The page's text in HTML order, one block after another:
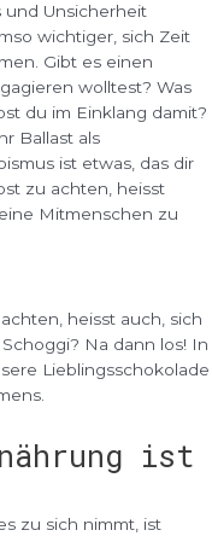
und Unsicherheit
wichtiger, sich Zeit
Gibt es einen
wolltest? Was
du im Einklang damit?
Ballast als
ist etwas, das dir
zu achten, heisst
Mitmenschen zu
heisst auch, sich
Na dann los! In
Lieblingsschokolade
ist
zu sich nimmt, ist